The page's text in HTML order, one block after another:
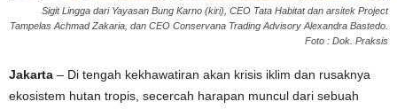
Sigit Lingga dari Yayasan Bung Karno (kiri), CEO Tata Habitat dan arsitek Project
Tampelas Achmad Zakaria, dan CEO Conservana Trading Advisory Alexandra Bastedo.
Foto : Dok. Praksis
Jakarta – Di tengah kekhawatiran akan krisis iklim dan rusaknya
ekosistem hutan tropis, secercah harapan muncul dari sebuah